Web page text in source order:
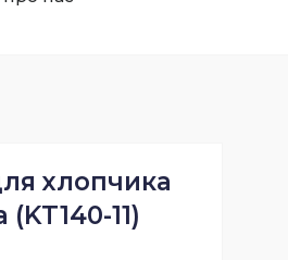
хлопчика
(KT140-11)